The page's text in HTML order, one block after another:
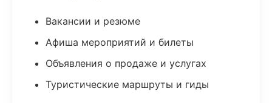
Вакансии и резюме
Афиша мероприятий и билеты
Объявления о продаже и услугах
Туристические маршруты и гиды